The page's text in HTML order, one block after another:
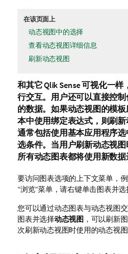
在该页面上
动态视图中的选择
查看动态视图详细信息
刷新动态视图
和其它Qlik Sense可视化一样
行交互。用户还可以直接控
的数据。如果动态视图的模板
本中使用绑定表达式，则刷
通常包括使用基本应用程序
选条件。当用户刷新动态视
所有动态图表都将使用新数据
要访问图表选项的上下文菜单，
“浏览”菜单，请右键单击图表并选
您可以通过动态图表与动态视图
图表并选择动态视图 ，可以刷新
次刷新动态视图时使用的动态视图